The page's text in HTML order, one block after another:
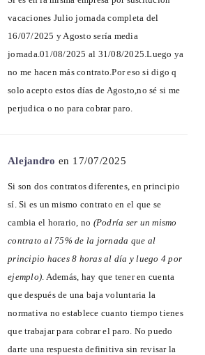
vacaciones Julio jornada completa del
16/07/2025 y Agosto sería media
jornada.01/08/2025 al 31/08/2025.Luego ya
no me hacen más contrato.Por eso si digo q
solo acepto estos días de Agosto,no sé si me
perjudica o no para cobrar paro.
Alejandro en 17/07/2025
Si son dos contratos diferentes, en principio
sí. Si es un mismo contrato en el que se
cambia el horario, no (Podría ser un mismo
contrato al 75% de la jornada que al
principio haces 8 horas al día y luego 4 por
ejemplo). Además, hay que tener en cuenta
que después de una baja voluntaria la
normativa no establece cuanto tiempo tienes
que trabajar para cobrar el paro. No puedo
darte una respuesta definitiva sin revisar la